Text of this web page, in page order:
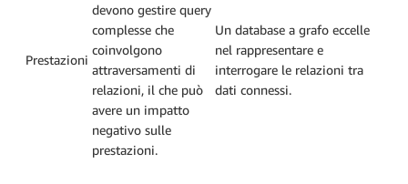
Prestazioni
devono gestire query
complesse che
coinvolgono
attraversamenti di
relazioni, il che può
avere un impatto
negativo sulle
prestazioni.
Un database a grafo eccelle
nel rappresentare e
interrogare le relazioni tra
dati connessi.